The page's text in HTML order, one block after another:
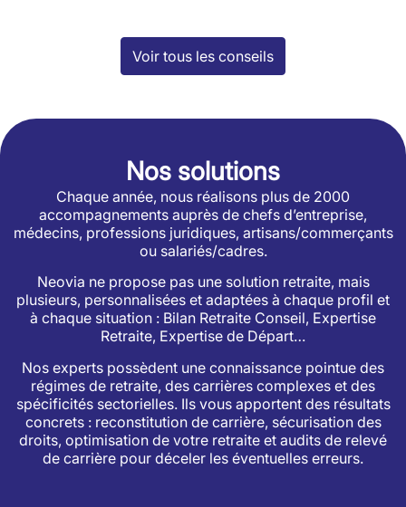
Voir tous les conseils
Nos solutions
Chaque année, nous réalisons plus de 2000
accompagnements auprès de chefs d’entreprise,
médecins, professions juridiques, artisans/commerçants
ou salariés/cadres.
Neovia ne propose pas une solution retraite, mais
plusieurs, personnalisées et adaptées à chaque profil et
à chaque situation : Bilan Retraite Conseil, Expertise
Retraite, Expertise de Départ…
Nos experts possèdent une connaissance pointue des
régimes de retraite, des carrières complexes et des
spécificités sectorielles. Ils vous apportent des résultats
concrets : reconstitution de carrière, sécurisation des
droits, optimisation de votre retraite et audits de relevé
de carrière pour déceler les éventuelles erreurs.